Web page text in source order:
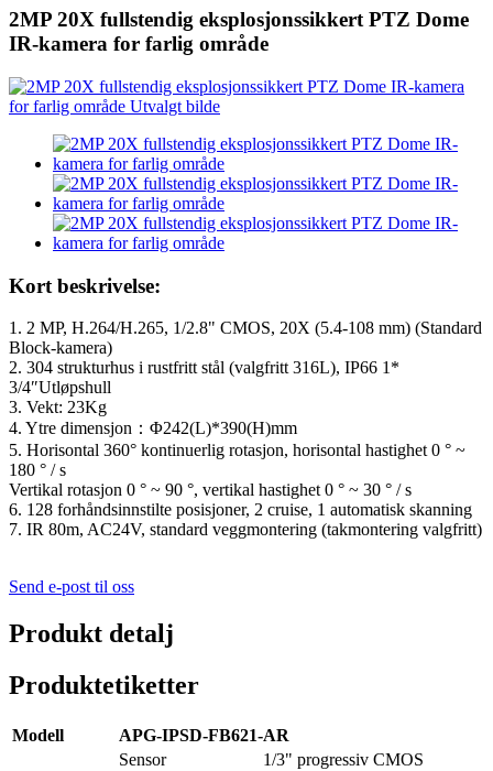
2MP 20X fullstendig eksplosjonssikkert PTZ Dome
IR-kamera for farlig område
Kort beskrivelse:
1. 2 MP, H.264/H.265, 1/2.8" CMOS, 20X (5.4-108 mm) (Standard
Block-kamera)
2. 304 strukturhus i rustfritt stål (valgfritt 316L), IP66 1*
3/4″Utløpshull
3. Vekt: 23Kg
4. Ytre dimensjon：Φ242(L)*390(H)mm
5. Horisontal 360° kontinuerlig rotasjon, horisontal hastighet 0 ° ~
180 ° / s
Vertikal rotasjon 0 ° ~ 90 °, vertikal hastighet 0 ° ~ 30 ° / s
6. 128 forhåndsinnstilte posisjoner, 2 cruise, 1 automatisk skanning
7. IR 80m, AC24V, standard veggmontering (takmontering valgfritt)
Send e-post til oss
Produkt detalj
Produktetiketter
Modell APG-IPSD-FB621-AR
Sensor
1/3" progressiv CMOS